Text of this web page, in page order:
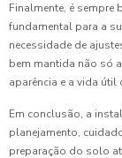
Finalmente, é sempre
fundamental para a
necessidade de
bem mantida não só
aparência e a vida
Em conclusão, a
planejamento,
preparação do solo